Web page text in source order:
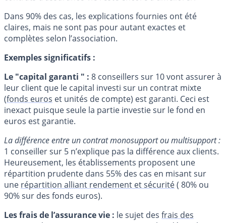
Dans 90% des cas, les explications fournies ont été
claires, mais ne sont pas pour autant exactes et
complètes selon l’association.
Exemples significatifs :
Le "capital garanti " : 8 conseillers sur 10 vont assurer à
leur client que le capital investi sur un contrat mixte
(fonds euros et unités de compte) est garanti. Ceci est
inexact puisque seule la partie investie sur le fond en
euros est garantie.
La différence entre un contrat monosupport ou multisupport :
1 conseiller sur 5 n’explique pas la différence aux clients.
Heureusement, les établissements proposent une
répartition prudente dans 55% des cas en misant sur
une répartition alliant rendement et sécurité( 80% ou
90% sur des fonds euros).
Les frais de l’assurance vie : le sujet des frais des